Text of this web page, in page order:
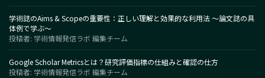
学術誌のAims & Scopeの重要性：正しい理解と効果的な利用法 〜論文誌の具
体例で学ぶ〜
投稿者: 学術情報発信ラボ 編集チーム
Google Scholar Metricsとは？研究評価指標の仕組みと確認の仕方
投稿者: 学術情報発信ラボ 編集チーム